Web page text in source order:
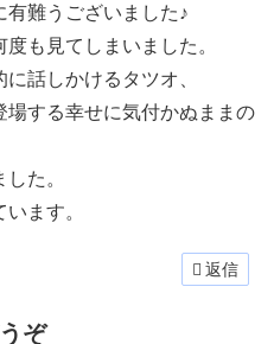
有難うございました♪
も見てしまいました。
話しかけるタツオ、
場する幸せに気付かぬままの
た。
ます。
返信
ぞ